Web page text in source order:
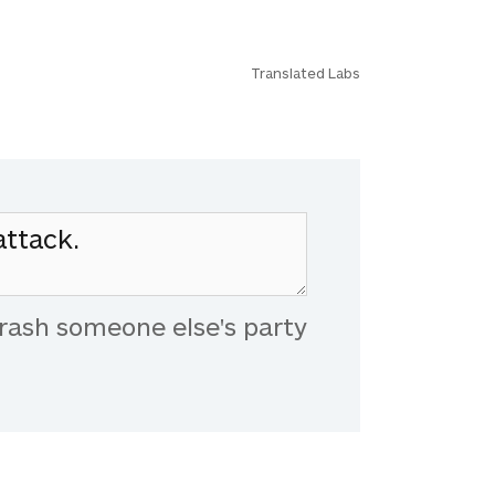
Translated Labs
someone else's party